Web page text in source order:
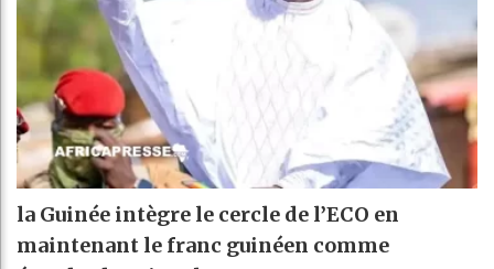
la Guinée intègre le cercle de l’ECO en
maintenant le franc guinéen comme